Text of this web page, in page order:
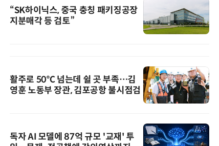
“SK하이닉스, 중국 충칭 패키징공장
지분매각 등 검토”
활주로 50℃ 넘는데 쉴 곳 부족…김
영훈 노동부 장관, 김포공항 불시점검
독자 AI 모델에 87억 규모 '교재' 투